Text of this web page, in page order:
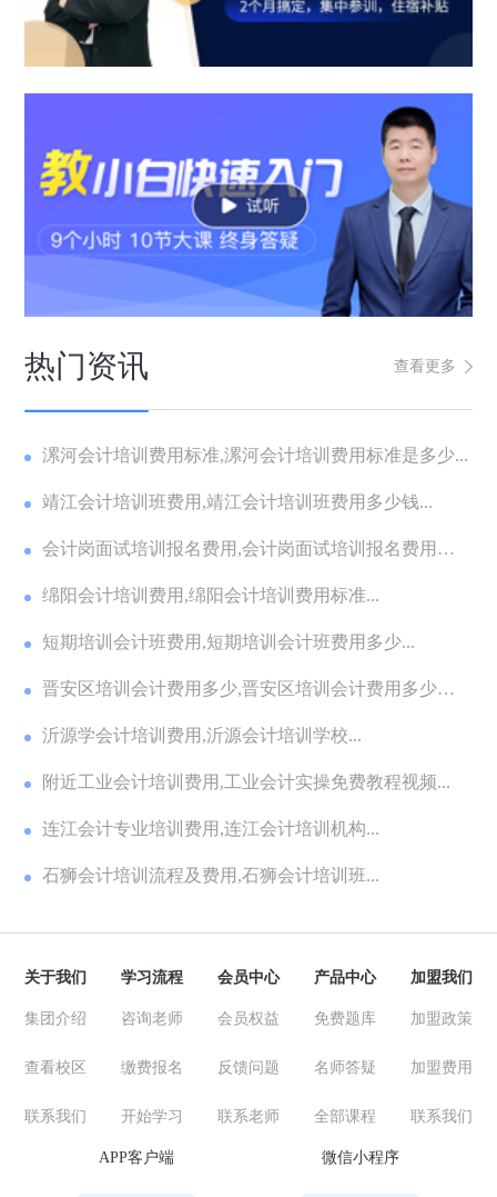
热门资讯 查看更多
漯河会计培训费用标准,漯河会计培训费用标准是多少...
靖江会计培训班费用,靖江会计培训班费用多少钱...
会计岗面试培训报名费用,会计岗面试培训报名费用多
少...绵阳会计培训费用,绵阳会计培训费用标准...
短期培训会计班费用,短期培训会计班费用多少...
晋安区培训会计费用多少,晋安区培训会计费用多少钱
一...沂源学会计培训费用,沂源会计培训学校...
附近工业会计培训费用,工业会计实操免费教程视频...
连江会计专业培训费用,连江会计培训机构...
石狮会计培训流程及费用,石狮会计培训班...
关于我们
集团介绍
查看校区
联系我们
学习流程
咨询老师
缴费报名
开始学习
会员中心
会员权益
反馈问题
联系老师
产品中心
免费题库
名师答疑
全部课程
加盟我们
加盟政策
加盟费用
联系我们
APP客户端 微信小程序